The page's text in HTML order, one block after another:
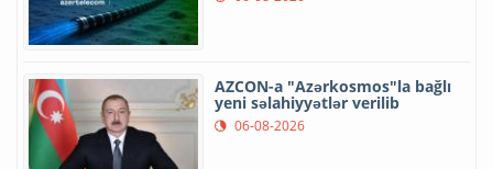
AZCON-a "Azərkosmos"la bağlı
yeni səlahiyyətlər verilib
06-08-2026